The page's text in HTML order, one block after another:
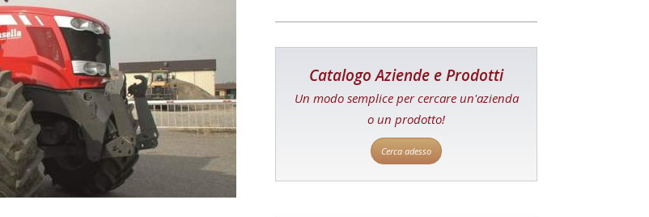
Catalogo Aziende e Prodotti
Un modo semplice per cercare un'azienda
o un prodotto!
Cerca adesso